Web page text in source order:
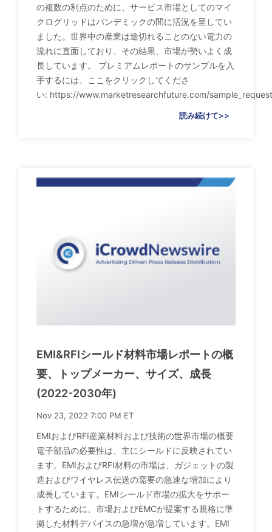
の複数の利点のために、サービス市場としてのマイ
クログリッドはパンデミックの間に活況を呈してい
ました。世界中の産業は途切れることのない電力の
流れに直面しており、その結果、市場が勢いよく成
長しています。 プレミアムレポートのサンプルを入
手するには、ここをクリックしてくださ
い: https://www.marketresearchfuture.com/
読み続けて>>
EMI&RFIシールド材料市場レポートの概
要、トップメーカー、サイズ、成長
(2022-2030年)
Nov 23, 2022 7:00 PM ET
EMIおよびRFI産業材料および技術の世界市場の概要
電子部品の必要性は、主にシールドに反映されてい
ます。EMIおよびRFI材料の市場は、ガジェットの製
造およびワイヤレス伝送の需要の急速な増加により
成長しています。EMIシールド市場の拡大をサポー
トするために、市場およびEMCが提案する規格に準
拠した材料デバイスの急増が急増しています。EMI